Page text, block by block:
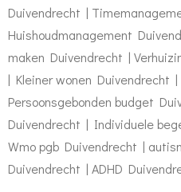
Duivendrecht |
Huishoudmanagement
maken Duivendrecht |
| Kleiner wonen Duivendrecht
Persoonsgebonden budget
Duivendrecht | Individuele
Wmo pgb Duivendrecht |
Duivendrecht | ADHD